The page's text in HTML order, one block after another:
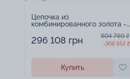
Цепочка из
комбинированного золота -
296 108 грн 604 760 ₴
-308 652 ₴
Купить